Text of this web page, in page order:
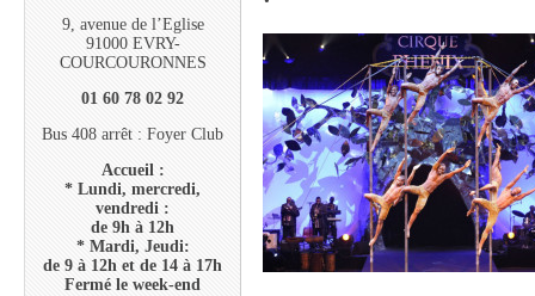
9, avenue de l’Eglise
91000 EVRY-
COURCOURONNES
01 60 78 02 92
Bus 408 arrêt : Foyer Club
Accueil :
* Lundi, mercredi,
vendredi :
de 9h à 12h
* Mardi, Jeudi:
de 9 à 12h et de 14 à 17h
Fermé le week-end